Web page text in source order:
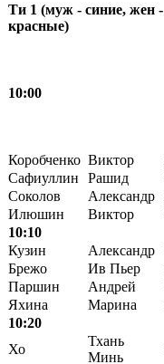
Ти 1 (муж - синие, жен -
красные)
10:00
Коробченко Виктор
Сафиуллин
Рашид
Соколов
Александр
Илюшин
Виктор
10:10
Кузин
Александр
Брежо
Ив Пьер
Паршин
Андрей
Яхина
Марина
10:20
Хо
Тхань
Минь